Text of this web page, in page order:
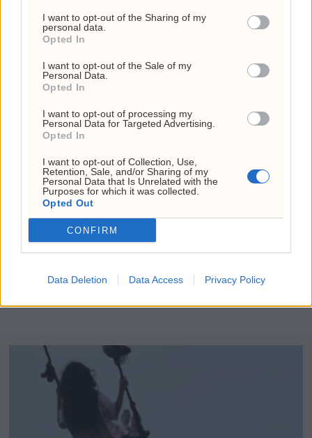
I want to opt-out of the Sharing of my
personal data.
Opted In
I want to opt-out of the Sale of my
Personal Data.
Opted In
I want to opt-out of processing my
Personal Data for Targeted Advertising.
Opted In
I want to opt-out of Collection, Use,
Retention, Sale, and/or Sharing of my
Personal Data that Is Unrelated with the
Purposes for which it was collected.
Opted Out
CONFIRM
Data Deletion Data Access Privacy Policy
opplyst om.. ×
BØRS UKENS AKSJE
Hormuz-
avtale
kan
EU
innfører
nye
sanksjoner
Russland
vil
Lisa
igjen
funnet i
Boeing-